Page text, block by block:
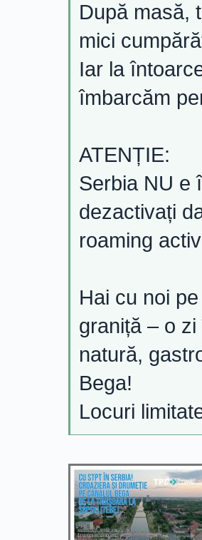
După masă,
mici
Iar la
îmbarcăm
ATENȚIE:
Serbia NU e
dezactivați
roaming
Hai cu noi
graniță – o
natură,
Bega!
Locuri